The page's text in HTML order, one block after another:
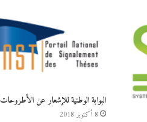
البوابة الوطنية للإشعار عن الأطروحات PNST
8 أكتوبر 2018